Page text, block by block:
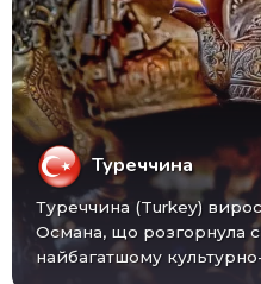
Туреччина
Туреччина (Turkey) виросла з колись грізної імперії
Османа, що розгорнула
найбагатшому